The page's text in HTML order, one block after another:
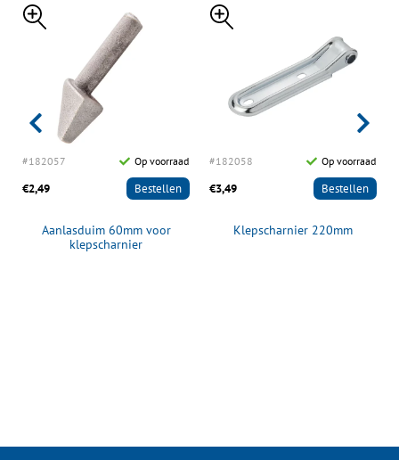
#182057 Op voorraad
€2,49 Bestellen
Aanlasduim 60mm voor
klepscharnier
#182058 Op voorraad
€3,49 Bestellen
Klepscharnier 220mm